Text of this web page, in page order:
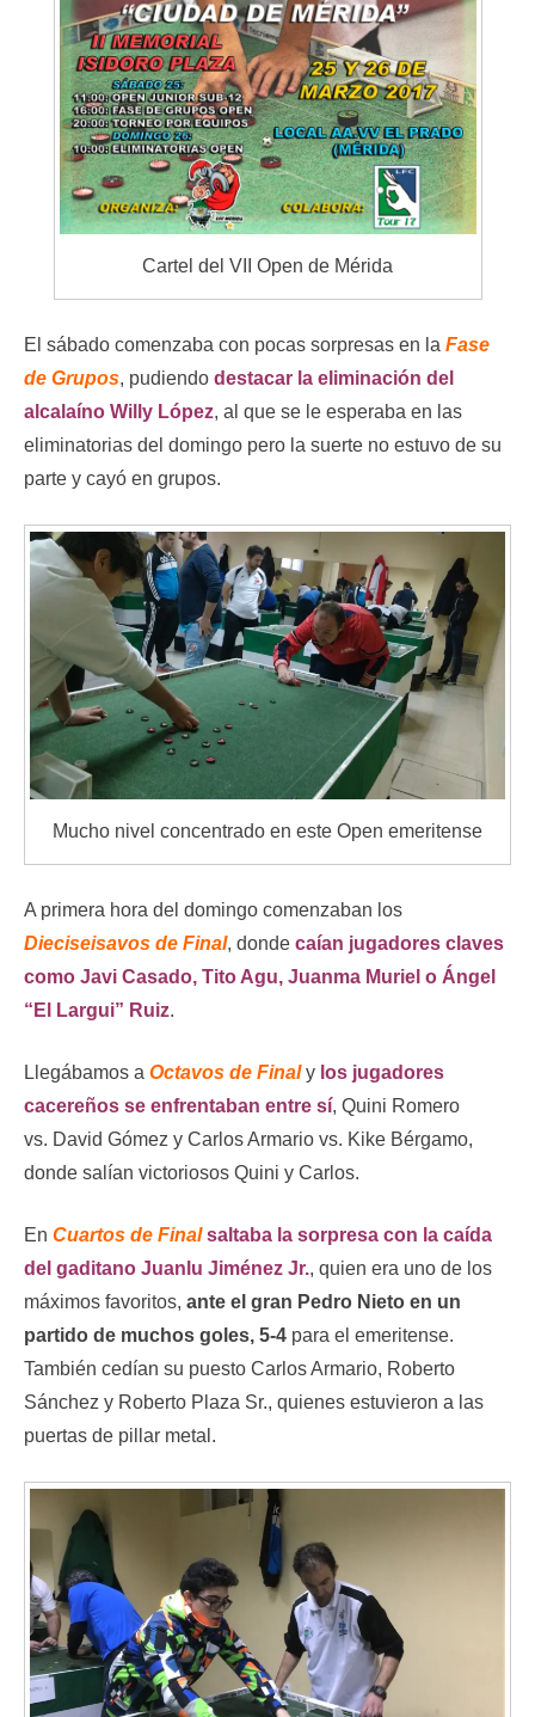
Cartel del VII Open de Mérida
El sábado comenzaba con pocas sorpresas en la Fase
de Grupos, pudiendo destacar la eliminación del
alcalaíno Willy López, al que se le esperaba en las
eliminatorias del domingo pero la suerte no estuvo de su
parte y cayó en grupos.
Mucho nivel concentrado en este Open emeritense
A primera hora del domingo comenzaban los
Dieciseisavos de Final, donde caían jugadores claves
como Javi Casado, Tito Agu, Juanma Muriel o Ángel
“El Largui” Ruiz.
Llegábamos a Octavos de Finaly los jugadores
cacereños se enfrentaban entre sí, Quini Romero
vs. David Gómez y Carlos Armario vs. Kike Bérgamo,
donde salían victoriosos Quini y Carlos.
En Cuartos de Final saltaba la sorpresa con la caída
del gaditano Juanlu Jiménez Jr., quien era uno de los
máximos favoritos, ante el gran Pedro Nieto en un
partido de muchos goles, 5-4 para el emeritense.
También cedían su puesto Carlos Armario, Roberto
Sánchez y Roberto Plaza Sr., quienes estuvieron a las
puertas de pillar metal.